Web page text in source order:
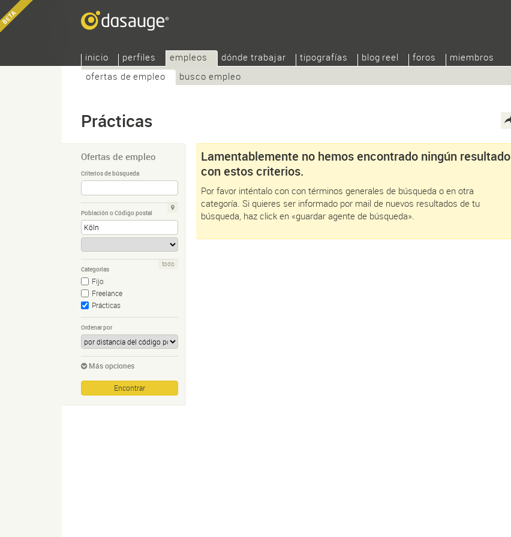
inicio perfiles
empleos
ofertas de empleo
busco empleo
dónde trabajar tipografías blog reel foros miembros
Prácticas
Ofertas de empleo
Criterios de búsqueda
Población o Código postal
Categorías
Fijo
Freelance
Prácticas
todo
Ordenar por
Más opciones
Lamentablemente no hemos encontrado ningún resultado
con estos criterios.
Por favor inténtalo con con términos generales de búsqueda o en otra
categoría. Si quieres ser informado por mail de nuevos resultados de tu
búsqueda, haz click en «guardar agente de búsqueda».